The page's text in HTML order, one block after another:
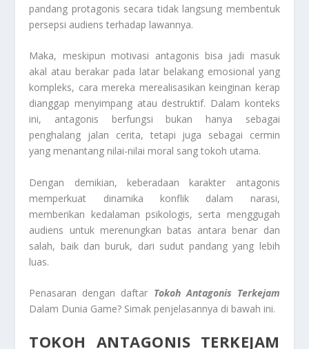
pandang protagonis secara tidak langsung membentuk
persepsi audiens terhadap lawannya.
Maka, meskipun motivasi antagonis bisa jadi masuk
akal atau berakar pada latar belakang emosional yang
kompleks, cara mereka merealisasikan keinginan kerap
dianggap menyimpang atau destruktif. Dalam konteks
ini, antagonis berfungsi bukan hanya sebagai
penghalang jalan cerita, tetapi juga sebagai cermin
yang menantang nilai-nilai moral sang tokoh utama.
Dengan demikian, keberadaan karakter antagonis
memperkuat dinamika konflik dalam narasi,
memberikan kedalaman psikologis, serta menggugah
audiens untuk merenungkan batas antara benar dan
salah, baik dan buruk, dari sudut pandang yang lebih
luas.
Penasaran dengan daftar Tokoh Antagonis Terkejam
Dalam Dunia Game? Simak penjelasannya di bawah ini.
TOKOH ANTAGONIS TERKEJAM